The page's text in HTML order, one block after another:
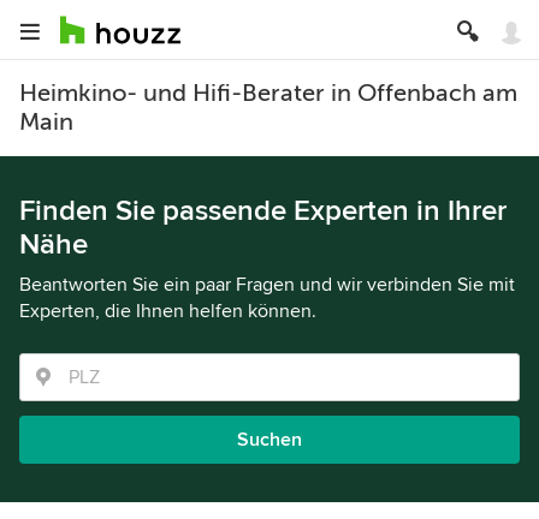
Heimkino- und Hifi-Berater in Offenbach am
Main
Finden Sie passende Experten in Ihrer
Nähe
Beantworten Sie ein paar Fragen und wir verbinden Sie mit
Experten, die Ihnen helfen können.
Suchen